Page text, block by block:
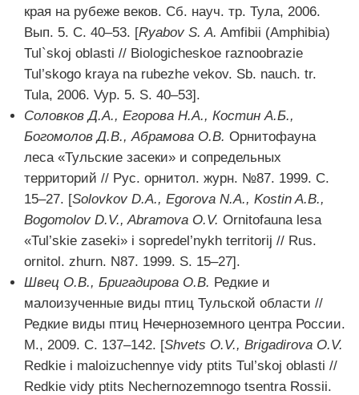
края на рубеже веков. Сб. науч. тр. Тула, 2006.
Вып. 5. С. 40–53. [Ryabov S. A. Amfibii (Amphibia)
Tul`skoj oblasti // Biologicheskoe raznoobrazie
Tul’skogo kraya na rubezhe vekov. Sb. nauch. tr.
Tula, 2006. Vyp. 5. S. 40–53].
Соловков Д.А., Егорова Н.А., Костин А.Б.,
Богомолов Д.В., Абрамова О.В. Орнитофауна
леса «Тульские засеки» и сопредельных
территорий // Рус. орнитол. журн. №87. 1999. С.
15–27. [Solovkov D.A., Egorova N.A., KostinA.B.,
Bogomolov D.V., Abramova O.V.Ornitofauna lesa
«Tul’skie zaseki» i sopredel’nykh territorij // Rus.
ornitol. zhurn. N87. 1999. S. 15–27].
Швец О.В., Бригадирова О.В. Редкие и
малоизученные виды птиц Тульской области //
Редкие виды птиц Нечерноземного центра России.
М., 2009. С. 137–142. [Shvets O.V., Brigadirova O.V.
Redkie i maloizuchennye vidy ptits Tul’skoj oblasti //
Redkie vidy ptits Nechernozemnogo tsentra Rossii.